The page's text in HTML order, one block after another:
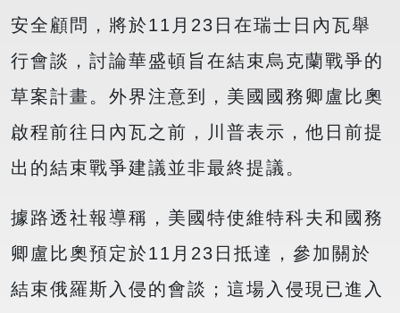
安全顧問，將於11月23日在瑞士日內瓦舉
行會談，討論華盛頓旨在結束烏克蘭戰爭的
草案計畫。外界注意到，美國國務卿盧比奧
啟程前往日內瓦之前，川普表示，他日前提
出的結束戰爭建議並非最終提議。
據路透社報導稱，美國特使維特科夫和國務
卿盧比奧預定於11月23日抵達，參加關於
結束俄羅斯入侵的會談；這場入侵現已進入